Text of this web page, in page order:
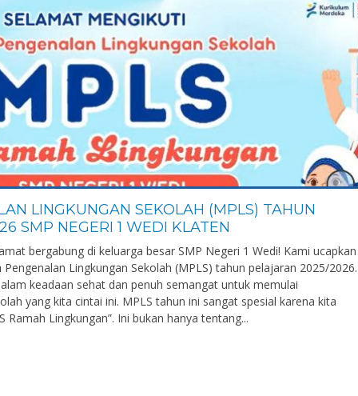
LINGKUNGAN SEKOLAH (MPLS) TAHUN
SMP NEGERI 1 WEDI KLATEN
bergabung di keluarga besar SMP Negeri 1 Wedi! Kami ucapkan
Lingkungan Sekolah (MPLS) tahun pelajaran 2025/2026.
keadaan sehat dan penuh semangat untuk memulai
yang kita cintai ini. MPLS tahun ini sangat spesial karena kita
Ramah Lingkungan”. Ini bukan hanya tentang...